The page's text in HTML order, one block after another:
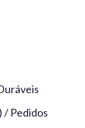
/ Pedidos